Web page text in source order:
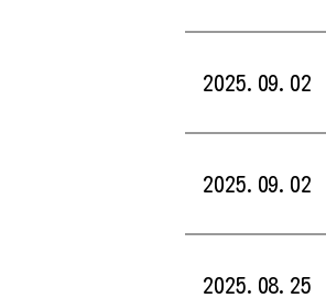
2025.09.02
2025.09.02
2025.08.25